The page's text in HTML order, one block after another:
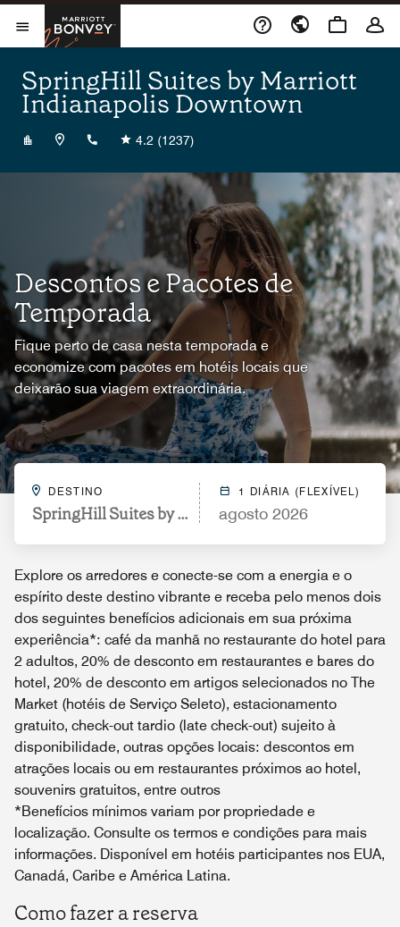
Skip to Content
Abrir menu
Marriott Bonvoy
SpringHill Suites by Marriott
Indianapolis Downtown
+13179727293
4.2 (1237)
Descontos e Pacotes de
Temporada
Fique perto de casa nesta temporada e
economize com pacotes em hotéis locais que
deixarão sua viagem extraordinária.
DESTINO
SpringHill Suites by Marriott Indianapolis
1 DIÁRIA (FLEXÍVEL)
agosto 2026
Explore os arredores e conecte-se com a energia e o
espírito deste destino vibrante e receba pelo menos dois
dos seguintes benefícios adicionais em sua próxima
experiência*: café da manhã no restaurante do hotel para
2 adultos, 20% de desconto em restaurantes e bares do
hotel, 20% de desconto em artigos selecionados no The
Market (hotéis de Serviço Seleto), estacionamento
gratuito, check-out tardio (late check-out) sujeito à
disponibilidade, outras opções locais: descontos em
atrações locais ou em restaurantes próximos ao hotel,
souvenirs gratuitos, entre outros
*Benefícios mínimos variam por propriedade e
localização. Consulte os termos e condições para mais
informações. Disponível em hotéis participantes nos EUA,
Canadá, Caribe e América Latina.
Como fazer a reserva